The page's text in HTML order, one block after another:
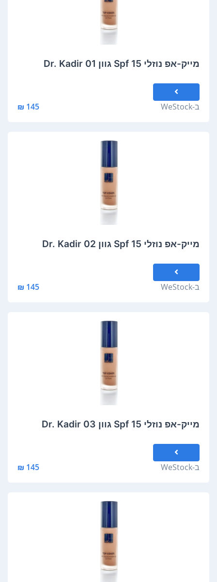
מייק-אפ נוזלי Spf 15 גוון 01 Dr. Kadir
ב-WeStock
145 ₪
מייק-אפ נוזלי Spf 15 גוון 02 Dr. Kadir
ב-WeStock
145 ₪
מייק-אפ נוזלי Spf 15 גוון 03 Dr. Kadir
ב-WeStock
145 ₪